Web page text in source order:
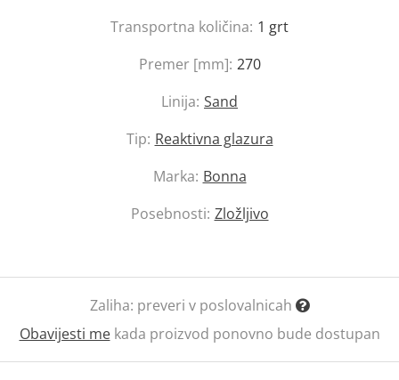
Transportna količina: 1 grt
Premer [mm]: 270
Linija: Sand
Tip: Reaktivna glazura
Marka: Bonna
Posebnosti: Zložljivo
Zaliha: preveri v poslovalnicah
Obavijesti mekada proizvod ponovno bude dostupan